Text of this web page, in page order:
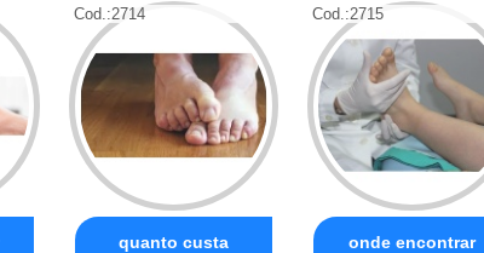
Cod.:2714
quanto custa
Cod.:2715
onde encontrar